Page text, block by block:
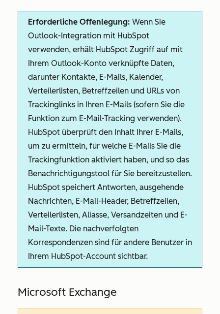
Erforderliche Offenlegung: Wenn Sie
Outlook-Integration mit HubSpot
verwenden, erhält HubSpot Zugriff auf mit
Ihrem Outlook-Konto verknüpfte Daten,
darunter Kontakte, E-Mails, Kalender,
Verteilerlisten, Betreffzeilen und URLs von
Trackinglinks in Ihren E-Mails (sofern Sie die
Funktion zum E-Mail-Tracking verwenden).
HubSpot überprüft den Inhalt Ihrer E-Mails,
um zu ermitteln, für welche E-Mails Sie die
Trackingfunktion aktiviert haben, und so das
Benachrichtigungstool für Sie bereitzustellen.
HubSpot speichert Antworten, ausgehende
Nachrichten, E-Mail-Header, Betreffzeilen,
Verteilerlisten, Aliasse, Versandzeiten und E-
Mail-Texte. Die nachverfolgten
Korrespondenzen sind für andere Benutzer in
Ihrem HubSpot-Account sichtbar.
Microsoft Exchange